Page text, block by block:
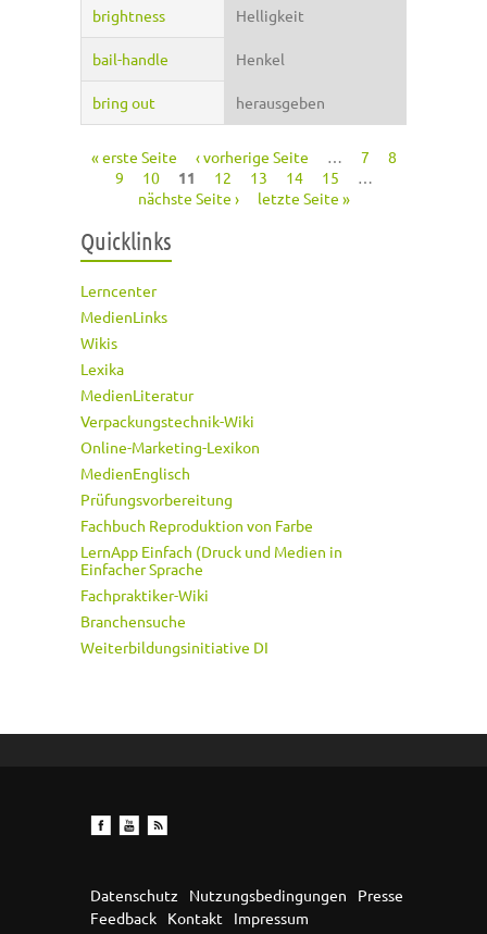
brightness Helligkeit
bail-handle Henkel
bring out herausgeben
Seiten
« erste Seite ‹ vorherige Seite … 7
8
9
10 11 12 13 14 15
…
nächste Seite ›
letzte Seite »
Quicklinks
Lerncenter
MedienLinks
Wikis
Lexika
MedienLiteratur
Verpackungstechnik-Wiki
Online-Marketing-Lexikon
MedienEnglisch
Prüfungsvorbereitung
Fachbuch Reproduktion von Farbe
LernApp Einfach (Druck und Medien in
Einfacher Sprache
Fachpraktiker-Wiki
Branchensuche
Weiterbildungsinitiative DI
Datenschutz Nutzungsbedingungen
Presse
Feedback
Kontakt Impressum